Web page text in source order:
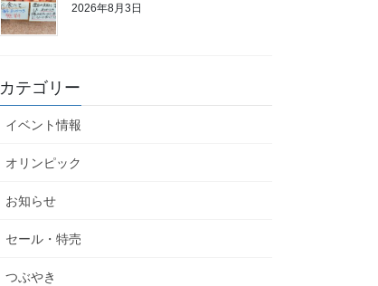
2026年8月3日
カテゴリー
イベント情報
オリンピック
お知らせ
セール・特売
つぶやき